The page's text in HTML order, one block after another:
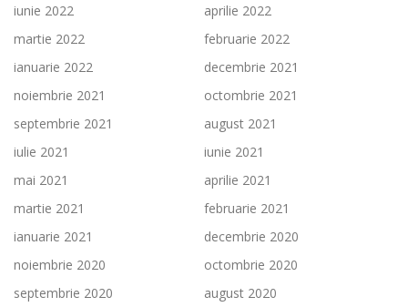
iunie 2022
aprilie 2022
martie 2022
februarie 2022
ianuarie 2022
decembrie 2021
noiembrie 2021
octombrie 2021
septembrie 2021
august 2021
iulie 2021
iunie 2021
mai 2021
aprilie 2021
martie 2021
februarie 2021
ianuarie 2021
decembrie 2020
noiembrie 2020
octombrie 2020
septembrie 2020
august 2020